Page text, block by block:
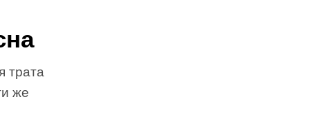
трата
же